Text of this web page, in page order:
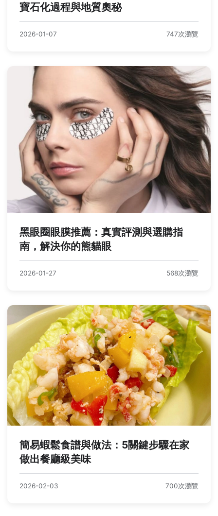
寶石化過程與地質奧秘
2026-01-07 747次瀏覽
黑眼圈眼膜推薦：真實評測與選購指
南，解決你的熊貓眼
2026-01-27 568次瀏覽
簡易蝦鬆食譜與做法：5關鍵步驟在家
做出餐廳級美味
2026-02-03 700次瀏覽